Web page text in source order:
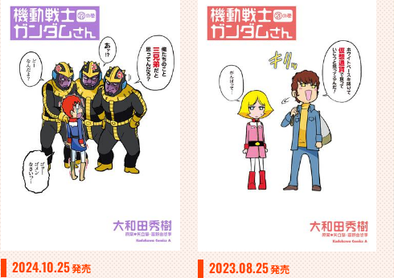
2024.10.25発売 2023.08.25発売